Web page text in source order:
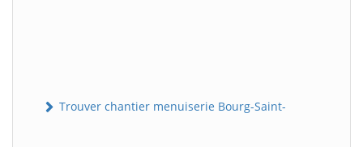
Trouver chantier menuiserie Bourg-Saint-